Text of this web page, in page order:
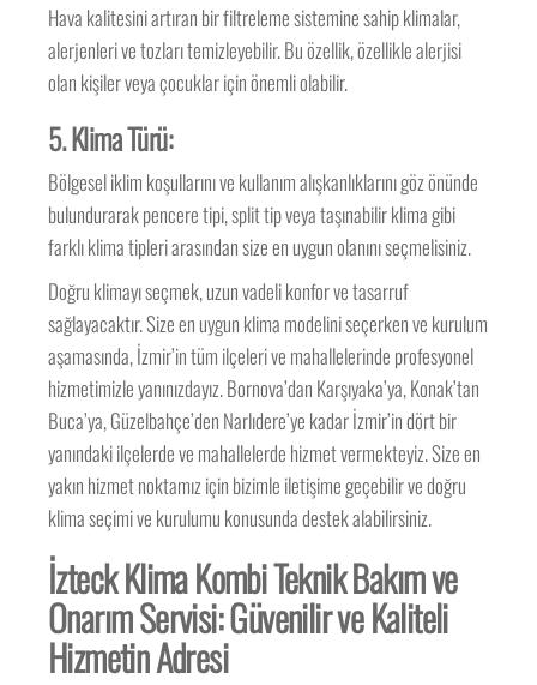
Hava kalitesini artıran bir filtreleme sistemine sahip klimalar,
alerjenleri ve tozları temizleyebilir. Bu özellik, özellikle alerjisi
olan kişiler veya çocuklar için önemli olabilir.
5.Klima Türü:
Bölgesel iklim koşullarını ve kullanım alışkanlıklarını göz önünde
bulundurarak pencere tipi, split tip veya taşınabilir klima gibi
farklı klima tipleri arasından size en uygun olanını seçmelisiniz.
Doğru klimayı seçmek, uzun vadeli konfor ve tasarruf
sağlayacaktır. Size en uygun klima modelini seçerken ve kurulum
aşamasında, İzmir’in tüm ilçeleri ve mahallelerinde profesyonel
hizmetimizle yanınızdayız. Bornova’dan Karşıyaka’ya, Konak’tan
Buca’ya, Güzelbahçe’den Narlıdere’ye kadar İzmir’in dört bir
yanındaki ilçelerde ve mahallelerde hizmet vermekteyiz. Size en
yakın hizmet noktamız için bizimle iletişime geçebilir ve doğru
klima seçimi ve kurulumu konusunda destek alabilirsiniz.
İzteck Klima Kombi Teknik Bakım ve
Onarım Servisi: Güvenilir ve Kaliteli
Hizmetin Adresi